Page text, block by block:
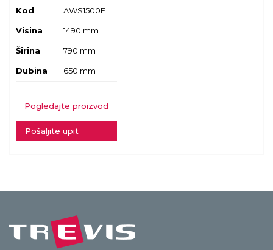
Kod AWS1500E
Visina 1490 mm
Širina 790 mm
Dubina 650 mm
Pogledajte proizvod
Pošaljite upit